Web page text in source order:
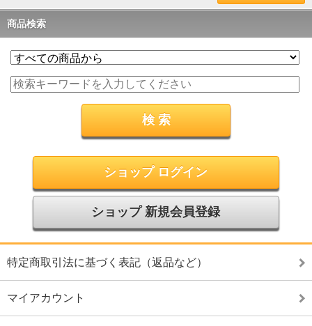
商品検索
ショップ ログイン
ショップ 新規会員登録
特定商取引法に基づく表記（返品など）
マイアカウント